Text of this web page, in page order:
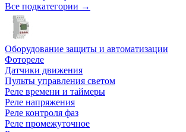
Все подкатегории →
Оборудование защиты и автоматизации
Фотореле
Датчики движения
Пульты управления светом
Реле времени и таймеры
Реле напряжения
Реле контроля фаз
Реле промежуточное